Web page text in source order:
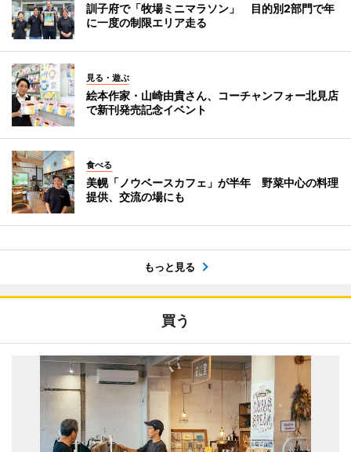
訓子府で「牧場ミニマラソン」 目的別2部門で年
に一度の制限エリア走る
見る・遊ぶ
絵本作家・山崎由貴さん、コーチャンフォー北見店
で新刊発売記念イベント
食べる
美幌「ノウベースカフェ」が半年 野菜中心の料理
提供、交流の場にも
もっと見る
買う